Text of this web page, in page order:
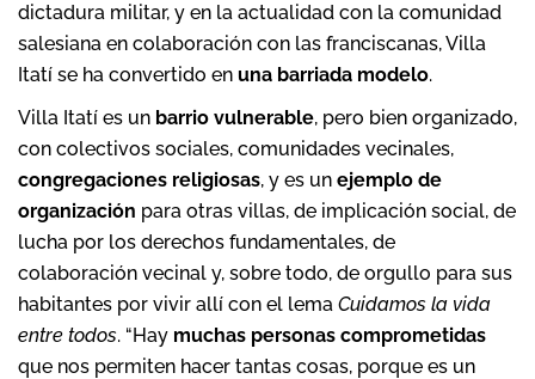
dictadura militar, y en la actualidad con la comunidad
salesiana en colaboración con las franciscanas, Villa
Itatí se ha convertido en una barriada modelo.
Villa Itatí es un barrio vulnerable, pero bien organizado,
con colectivos sociales, comunidades vecinales,
congregaciones religiosas, y es un ejemplo de
organización para otras villas, de implicación social, de
lucha por los derechos fundamentales, de
colaboración vecinal y, sobre todo, de orgullo para sus
habitantes por vivir allí con el lema Cuidamos la vida
entre todos. “Hay muchas personas comprometidas
que nos permiten hacer tantas cosas, porque es un